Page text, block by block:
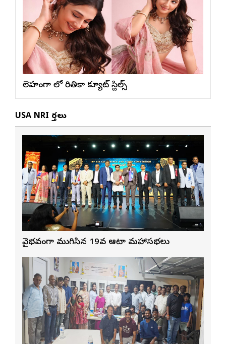
లెహంగా లో రితికా క్యూట్ స్టిల్స్
USA NRI వార్తలు
వైభవంగా ముగిసిన 19వ ఆటా మహాసభలు